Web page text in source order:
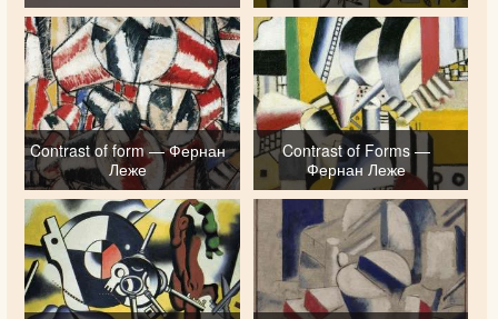
Contrast of form — Фернан
Леже
Contrast of Forms —
Фернан Леже